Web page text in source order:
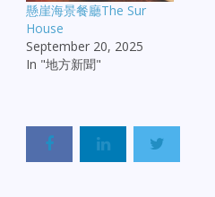
懸崖海景餐廳The Sur
House
September 20, 2025
In "地方新聞"